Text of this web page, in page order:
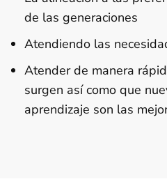
de las generaciones
Atendiendo las
Atender de manera
surgen así como que
aprendizaje son las